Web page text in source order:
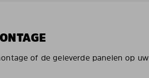
of de geleverde panelen op uw